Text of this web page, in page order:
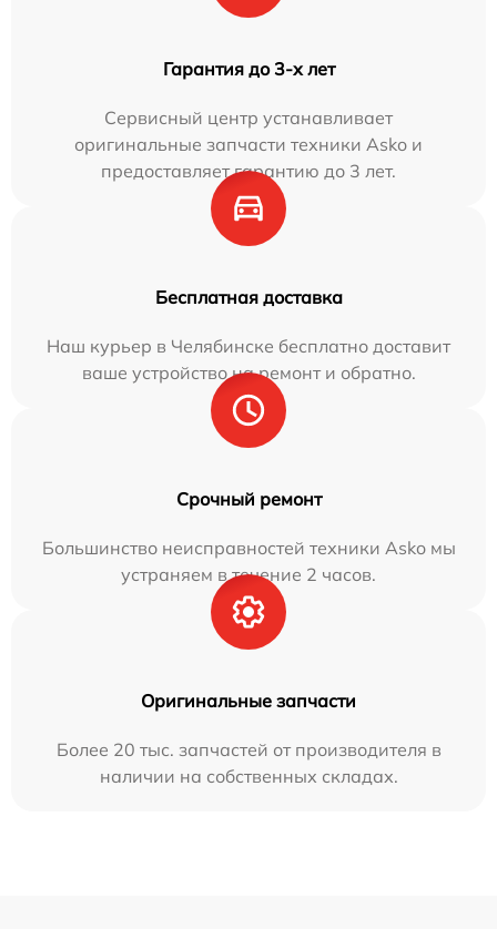
Гарантия до 3-х лет
Сервисный центр устанавливает
оригинальные запчасти техники Asko и
предоставляет гарантию до 3 лет.
Бесплатная доставка
Наш курьер в Челябинске бесплатно доставит
ваше устройство на ремонт и обратно.
Срочный ремонт
Большинство неисправностей техники Asko мы
устраняем в течение 2 часов.
Оригинальные запчасти
Более 20 тыс. запчастей от производителя в
наличии на собственных складах.